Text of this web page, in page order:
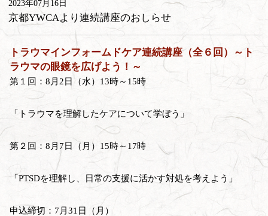
2023年07月16日
京都YWCAより連続講座のおしらせ
トラウマインフォームドケア連続講座（全６回）～ト
ラウマの眼鏡を広げよう！～
第１回：8月2日（水）13時～15時
「トラウマを理解したケアについて学ぼう」
第２回：8月7日（月）15時～17時
「PTSDを理解し、日常の支援に活かす対処を考えよう」
申込締切：7月31日（月）